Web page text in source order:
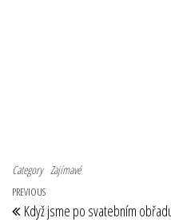
Category Zajímavé
Navigace pro
Previous Post
PREVIOUS
Když jsme po svatebním